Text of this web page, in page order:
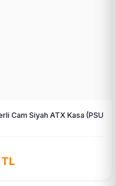
Cam Siyah ATX Kasa (PSU